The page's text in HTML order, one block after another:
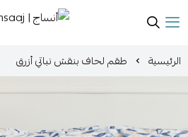
أنساج | Ansaaj
الرئيسية طقم لحاف بنقش نباتي أزرق